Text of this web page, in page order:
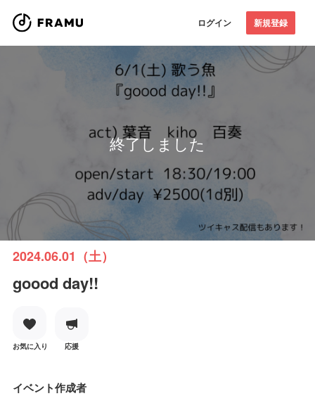
ログイン 新規登録
終了しました
2024.06.01（土）
goood day!!
お気に入り 応援
イベント作成者